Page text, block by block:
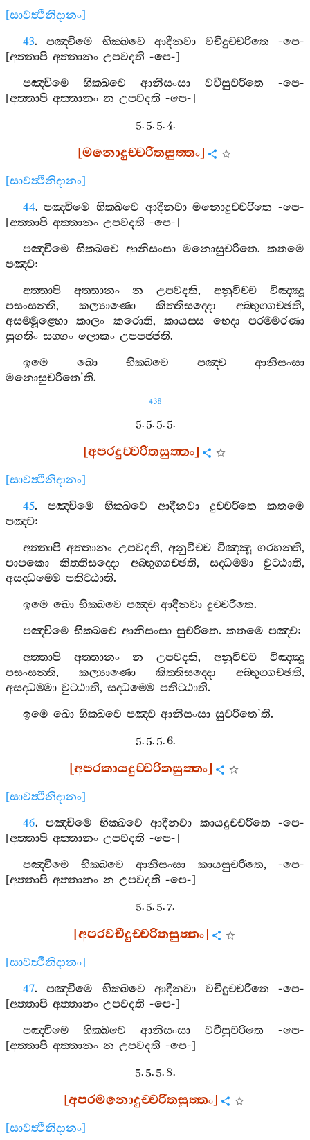
[සාවත්‍ථිනිදානං]
43.පඤ‍්චිමෙ භික‍්ඛවෙ ආදීනවා වචීදුච‍්චරිතෙ -පෙ-
[අත‍්තාපි අත‍්තානං උපවදති -පෙ-]
පඤ‍්චිමෙ
භික‍්ඛවෙ ආනිසංසා වචීසුචරිතෙ -පෙ-
[අත‍්තාපි අත‍්තානං න උපවදති -පෙ-]
5. 5. 5. 4.
[මනොදුච‍්චරිතසුත‍්තං]
[සාවත්‍ථිනිදානං]
44.පඤ‍්චිමෙ භික‍්ඛවෙ ආදීනවා මනොදුච‍්චරිතෙ -පෙ-
[අත‍්තාපි අත‍්තානං උපවදති -පෙ-]
පඤ‍්චිමෙ භික‍්ඛවෙ ආනිසංසා මනොසුචරිතෙ. කතමෙ
පඤ‍්ච:
අත‍්තාපි
අත‍්තානං න උපවදති,අනුවිච‍්ච
විඤ‍්ඤූ
පසංසන‍්ති, කල්‍යාණො කිත‍්තිසද‍්දො අබ‍්භුග‍්ගච‍්ඡති,
අසම‍්මූළ‍්හො
කාලං කරොති,කායස‍්ස භෙදා
පරම‍්මරණා
සුගතිං සග‍්ගං ලොකං උපපජ‍්ජති.
ඉමෙ
ඛො භික‍්ඛවෙ පඤ‍්ච
ආනිසංසා
මනොසුචරිතෙ’ති.
438
5. 5. 5. 5.
[අපරදුච‍්චරිතසුත‍්තං]
[සාවත්‍ථිනිදානං]
45. පඤ‍්චිමෙ භික‍්ඛවෙ ආදීනවා දුච‍්චරිතෙ
කතමෙ
පඤ‍්ච:
අත‍්තාපි අත‍්තානං උපවදති,අනුවිච‍්ච විඤ‍්ඤූ ගරහන‍්ති,
පාපකො
කිත‍්තිසද‍්දො අබ‍්භුග‍්ගච‍්ඡති, සද‍්ධම‍්මා වුට‍්ඨාති,
අසද‍්ධම‍්මෙ පතිට‍්ඨාති.
ඉමෙ ඛො භික‍්ඛවෙ පඤ‍්ච ආදීනවා දුච‍්චරිතෙ.
පඤ‍්චිමෙ භික‍්ඛවෙ ආනිසංසා සුචරිතෙ. කතමෙ පඤ‍්ච:
අත‍්තාපි
අත‍්තානං න උපවදති,අනුවිච‍්ච
විඤ‍්ඤූ
පසංසන‍්ති, කල්‍යාණො කිත‍්තිසද‍්දො අබ‍්භුග‍්ගච‍්ඡති,
අසද‍්ධම‍්මා වුට‍්ඨාති, සද‍්ධම‍්මෙ පතිට‍්ඨාති.
ඉමෙ ඛො භික‍්ඛවෙ පඤ‍්ච ආනිසංසා සුචරිතෙ’ති.
5. 5. 5. 6.
[අපරකායදුච‍්චරිතසුත‍්තං]
[සාවත්‍ථිනිදානං]
46. පඤ‍්චිමෙ භික‍්ඛවෙ ආදීනවා කායදුච‍්චරිතෙ -පෙ-
[අත‍්තාපි අත‍්තානං උපවදති -පෙ-]
පඤ‍්චිමෙ
භික‍්ඛවෙ ආනිසංසා කායසුචරිතෙ, -පෙ-
[අත‍්තාපි අත‍්තානං න උපවදති -පෙ-]
5. 5. 5. 7.
[අපරවචීදුච‍්චරිතසුත‍්තං]
[සාවත්‍ථිනිදානං]
47.පඤ‍්චිමෙ භික‍්ඛවෙ ආදීනවා වචීදුච‍්චරිතෙ -පෙ-
[අත‍්තාපි අත‍්තානං උපවදති -පෙ-]
පඤ‍්චිමෙ
භික‍්ඛවෙ ආනිසංසා වචීසුචරිතෙ -පෙ-
[අත‍්තාපි අත‍්තානං න උපවදති -පෙ-]
5. 5. 5. 8.
[අපරමනොදුච‍්චරිතසුත‍්තං]
[සාවත්‍ථිනිදානං]